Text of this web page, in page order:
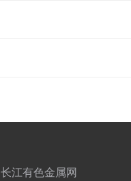
长江有色金属网